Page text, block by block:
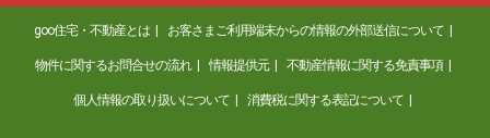
goo住宅・不動産とは お客さまご利用端末からの情報の外部送信について
物件に関するお問合せの流れ 情報提供元 不動産情報に関する免責事項
個人情報の取り扱いについて 消費税に関する表記について